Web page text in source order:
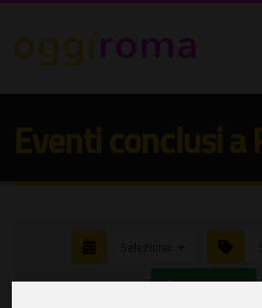
Cerca eventi